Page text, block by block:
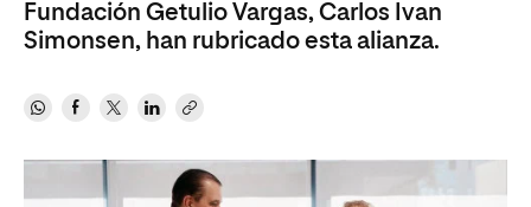
Fundación Getulio Vargas, Carlos Ivan
Simonsen, han rubricado esta alianza.